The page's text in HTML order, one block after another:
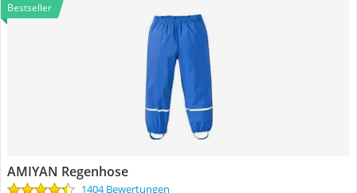
Bestseller
AMIYAN Regenhose
1404 Bewertungen